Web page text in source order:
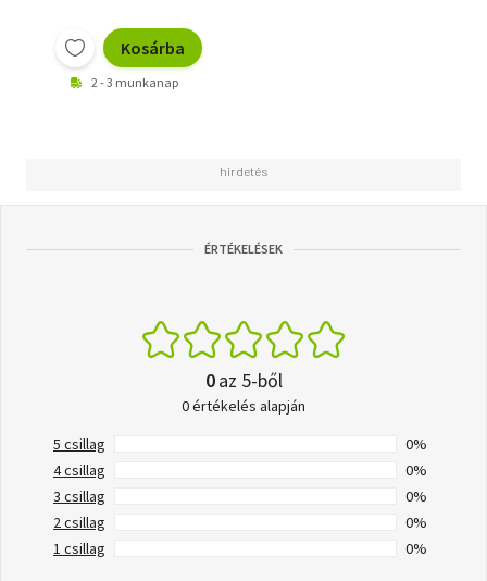
Kosárba
2 - 3 munkanap
ÉRTÉKELÉSEK
0az 5-ből
0 értékelés alapján
5 csillag
0%
4 csillag
0%
3 csillag
0%
2 csillag
0%
1 csillag
0%